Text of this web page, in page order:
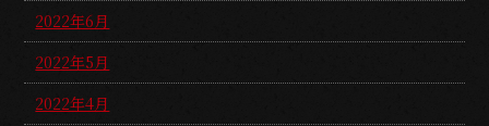
2022年6月
2022年5月
2022年4月